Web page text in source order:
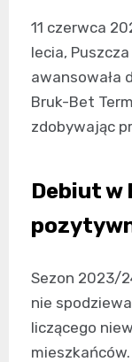
11 czerwca
lecia,
awansowała
Bruk-Bet
zdobywając
Debiut w
Sezon 2023/
nie
liczącego